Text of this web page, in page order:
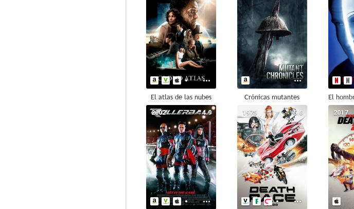
El atlas de las nubes Crónicas mutantes El
4.9
2002 5.6
1975 2017